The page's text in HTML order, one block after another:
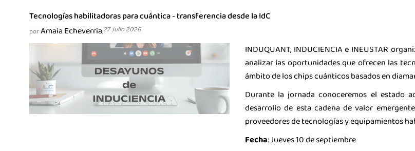
Tecnologías habilitadoras para cuántica - transferencia desde la IdC
porAmaia Echeverria,27 Julio 2026
INDUQUANT, INDUCIENCIAe INEUSTAR
analizar las oportunidades que ofrecen las
ámbito de los chips cuánticos basados en
Durante la jornada conoceremos el estado
desarrollo de esta cadena de valor
proveedores de tecnologías y equipamientos
Fecha: Jueves 10 de septiembre